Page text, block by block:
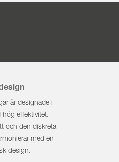
är designade i
hög effektivitet.
och den diskreta
med en
design.